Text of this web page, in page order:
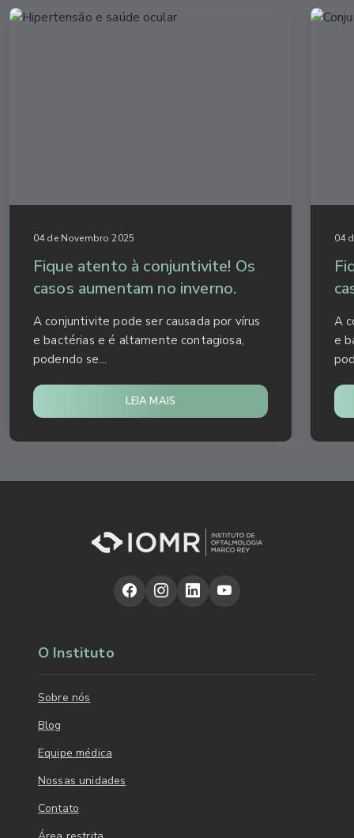
04 de Novembro 2025
Fique atento à conjuntivite! Os
casos aumentam no inverno.
A conjuntivite pode ser causada por vírus
e bactérias e é altamente contagiosa,
podendo se...
LEIA MAIS
04
A
e
O Instituto
Sobre nós
Blog
Equipe médica
Nossas unidades
Contato